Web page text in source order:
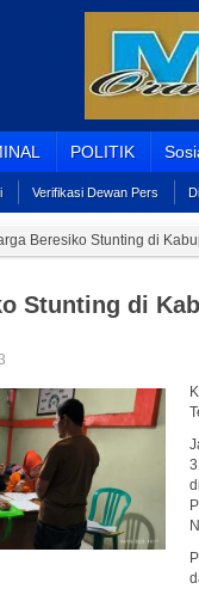
POLITIK
Verifikasi Dewan Pers
Beresiko Stunting di
Stunting di